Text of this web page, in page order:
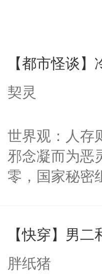
【都市怪谈
契灵
世界观：人存
邪念凝而为恶
零，国家秘密
子嗣）。盘
孤独成性，被
【快穿】男
胖纸猪